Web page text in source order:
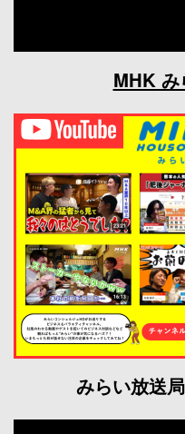
MHK み
みらい放送